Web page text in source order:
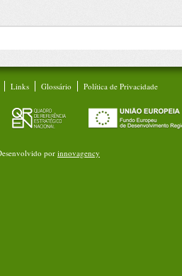
Links Glossário Política de Privacidade
por innovagency